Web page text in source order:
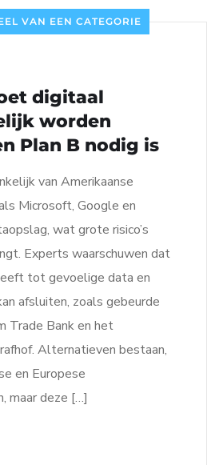
VAN EEN CATEGORIE
digitaal
worden
Plan B nodig is
van Amerikaanse
Microsoft, Google en
wat grote risico’s
Experts waarschuwen dat
tot gevoelige data en
afsluiten, zoals gebeurde
Trade Bank en het
Alternatieven bestaan,
en Europese
maar deze […]